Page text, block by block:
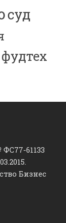
суд
фудтех
61133
Бизнес